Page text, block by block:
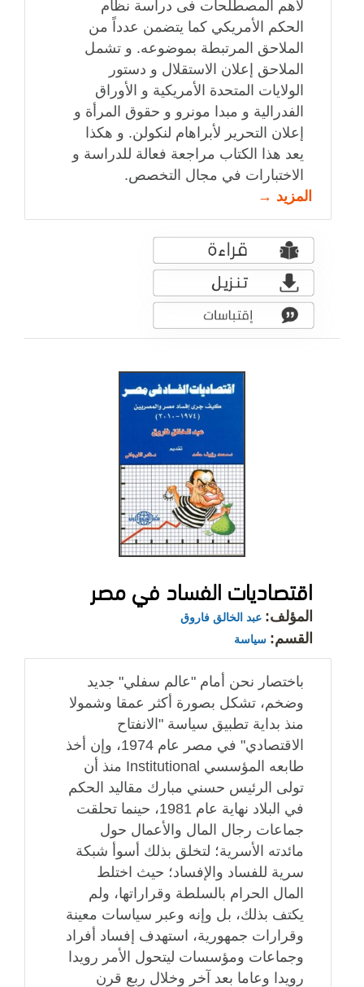
لأهم المصطلحات فى دراسة نظام
الحكم الأمريكي كما يتضمن عدداً من
الملاحق المرتبطة بموضوعه. و تشمل
الملاحق إعلان الاستقلال و دستور
الولايات المتحدة الأمريكية و الأوراق
الفدرالية و مبدا مونرو و حقوق المرأة و
إعلان التحرير لأبراهام لنكولن. و هكذا
يعد هذا الكتاب مراجعة فعالة للدراسة و
الاختبارات في مجال التخصص.
المزيد →
اقتصاديات الفساد في مصر
المؤلف: عبد الخالق فاروق
القسم: سياسة
باختصار نحن أمام "عالم سفلي" جديد
وضخم، تشكل بصورة أكثر عمقا وشمولا
منذ بداية تطبيق سياسة "الانفتاح
الاقتصادي" في مصر عام 1974، وإن أخذ
طابعه المؤسسي Institutional منذ أن
تولى الرئيس حسني مبارك مقاليد الحكم
في البلاد نهاية عام 1981، حينما تحلقت
جماعات رجال المال والأعمال حول
مائدته الأسرية؛ لتخلق بذلك أسوأ شبكة
سرية للفساد والإفساد؛ حيث اختلط
المال الحرام بالسلطة وقراراتها، ولم
يكتف بذلك، بل وإنه وعبر سياسات معينة
وقرارات جمهورية، استهدف إفساد أفراد
وجماعات ومؤسسات ليتحول الأمر رويدا
رويدا وعاما بعد آخر وخلال ربع قرن